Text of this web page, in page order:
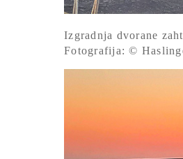
Izgradnja dvorane
Fotografija: ©